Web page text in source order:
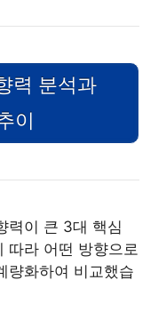
력 분석과
이
력이 큰 3대 핵심
따라 어떤 방향으로
량화하여 비교했습